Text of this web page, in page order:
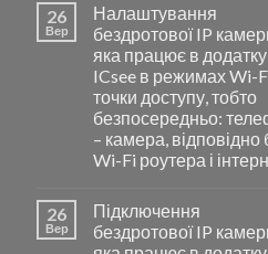
26
Вер
Налаштування
бездротової IP
яка працює в додатку
ICsee в режимах Wi-
точки доступу, тобто
безпосередньо:
– камера, відповідно
Wi-Fi роутера і
26
Вер
Підключення
бездротової IP